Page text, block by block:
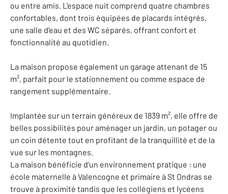
ou entre amis. L'espace nuit comprend quatre chambres
confortables, dont trois équipées de placards intégrés,
une salle d'eau et des WC séparés, offrant confort et
fonctionnalité au quotidien.
La maison propose également un garage attenant de 15
m², parfait pour le stationnement ou comme espace de
rangement supplémentaire.
Implantée sur un terrain généreux de 1839 m², elle offre de
belles possibilités pour aménager un jardin, un potager ou
un coin détente tout en profitant de la tranquillité et de la
vue sur les montagnes.
La maison bénéficie d'un environnement pratique : une
école maternelle à Valencogne et primaire à St Ondras se
trouve à proximité tandis que les collégiens et lycéens